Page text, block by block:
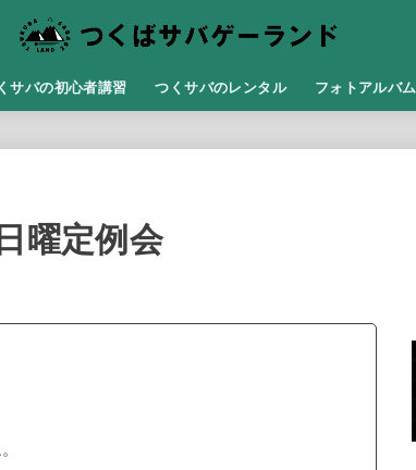
サバの初心者講習 つくサバのレンタル フォトアルバム
曜定例会